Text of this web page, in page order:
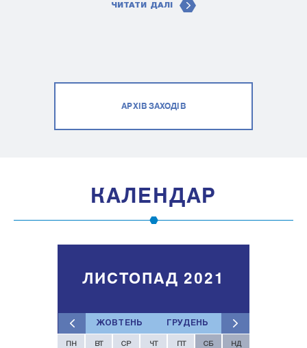
ЧИТАТИ ДАЛІ
АРХІВ ЗАХОДІВ
КАЛЕНДАР
ЖОВТЕНЬ ГРУДЕНЬ
ЛИСТОПАД 2021
ПН ВТ СР ЧТ СБ НД